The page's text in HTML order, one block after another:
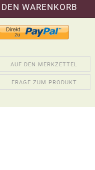
AUF DEN MERKZETTEL
FRAGE ZUM PRODUKT